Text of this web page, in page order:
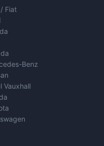
Fiat
Benz
Vauxhall